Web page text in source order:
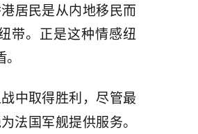
居民是从内地移民而
带。正是这种情感纽
中取得胜利，尽管最
法国军舰提供服务。